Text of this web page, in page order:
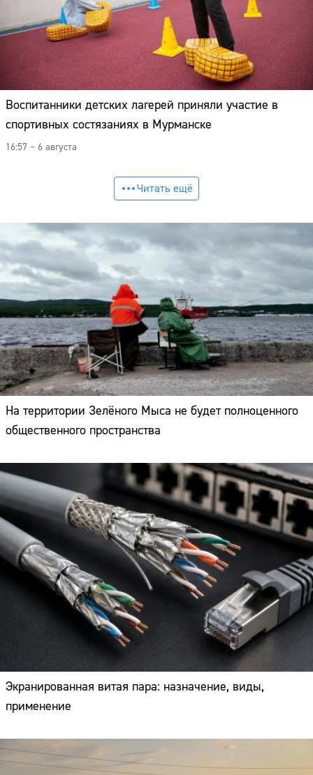
Воспитанники детских лагерей приняли участие в
спортивных состязаниях в Мурманске
16:57 – 6 августа
Читать ещё
На территории Зелёного Мыса не будет полноценного
общественного пространства
Экранированная витая пара: назначение, виды,
применение